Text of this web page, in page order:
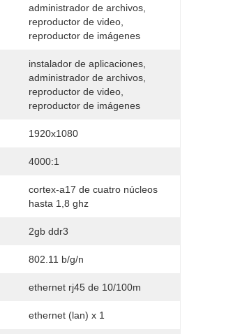
administrador de archivos,
reproductor de video,
reproductor de imágenes
instalador de aplicaciones,
administrador de archivos,
reproductor de video,
reproductor de imágenes
1920x1080
4000:1
cortex-a17 de cuatro núcleos
hasta 1,8 ghz
2gb ddr3
802.11 b/g/n
ethernet rj45 de 10/100m
ethernet (lan) x 1